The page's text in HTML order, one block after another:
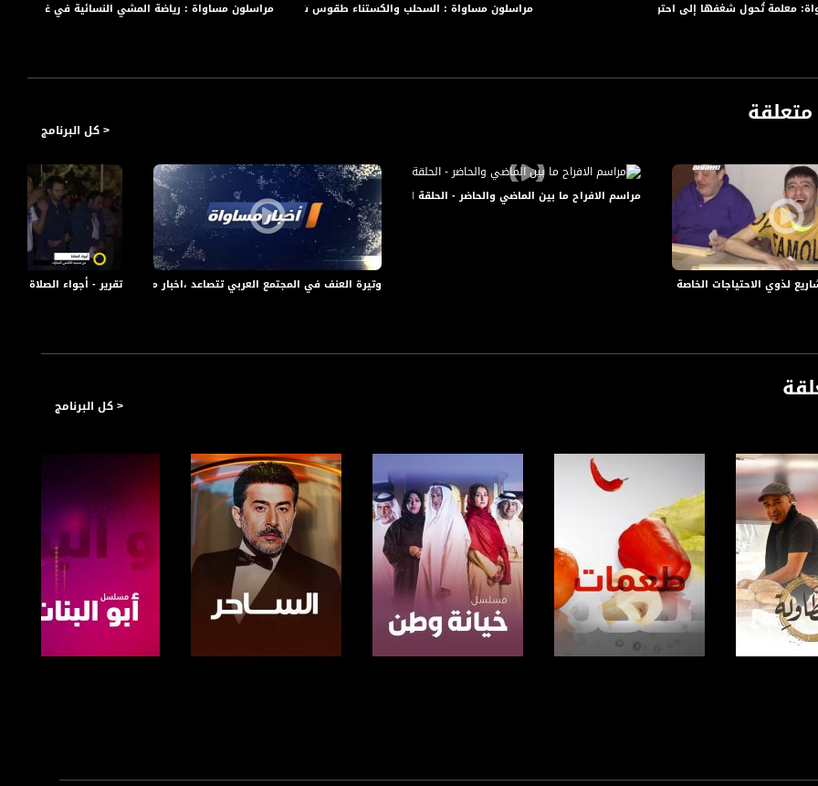
https://
https://
مراسلون مساواة : رياضة المشي النسائية في غزةمراسلون مساواة : السحلب والكستناء طقوس شتوية والإعاقة لا تمنع الإبداعمعلمة تُحول شغفها إلى احتراف وسهيلة شاهين مؤسسة أول متحف للتراث في رفح
< كل البرنامج
تقرير - أجواء الصلاة من مسجد السلاموتيرة العنف في المجتمع العربي تتصاعد ،اخبار مساواة،19.8.2018،مساواة
مراسم الافراح ما بين الماضي والحاضر - الحلقة الكاملة - صباحنا غير -25-8-2016 - قناة مساواة الفضائية
لذوي الاحتياجات الخاصة خلال شهر رمضان في مخيم برج البراجنة،جولة رمضانية ،20.05.20
< كل البرنامج